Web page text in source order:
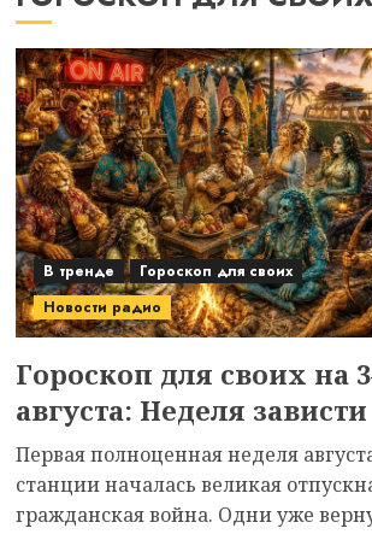
В тренде
Гороскоп для своих
Новости радио
Гороскоп для своих на
августа: Неделя зависти
Первая полноценная неделя
станции началась великая
гражданская война. Одни уже